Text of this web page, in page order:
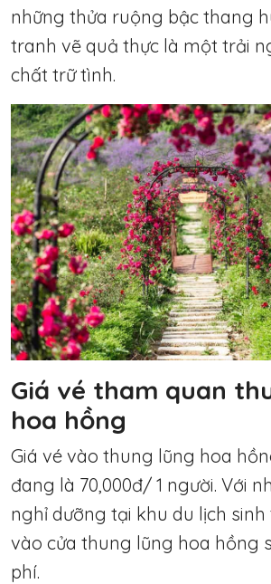
những thửa ruộng bậc thang
tranh vẽ quả thực là một trải
chất trữ tình.
Giá vé tham quan
hoa hồng
Giá vé vào thung lũng hoa
đang là 70,000đ/ 1 người. Với
nghỉ dưỡng tại khu du lịch sinh
vào cửa thung lũng hoa hồng
phí.